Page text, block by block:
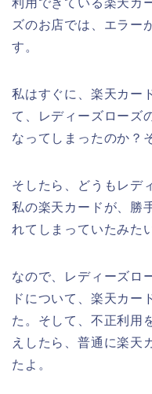
ズのお店では、エラー
す。
私はすぐに、楽天カー
て、レディーズローズ
なってしまったのか？
そしたら、どうもレデ
私の楽天カードが、勝
れてしまっていたみた
なので、レディーズロ
ドについて、楽天カー
た。そして、不正利用
えしたら、普通に楽天
たよ。